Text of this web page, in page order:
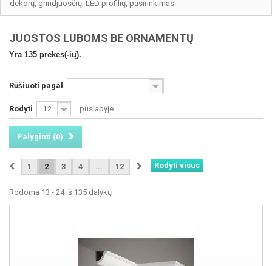
dekorų, grindjuosčių, LED profilių, pasirinkimas.
JUOSTOS LUBOMS BE ORNAMENTŲ
Yra 135 prekės(-ių).
Rūšiuoti pagal --
Rodyti 12 puslapyje
Palyginti (0)
Rodyti visus
1 2 3 4 ... 12
Rodoma 13 - 24 iš 135 dalykų